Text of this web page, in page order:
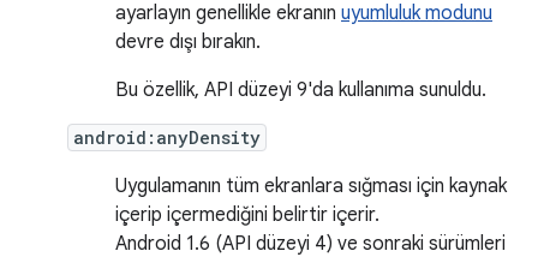
ayarlayın genellikle ekranın uyumluluk modunu
devre dışı bırakın.
Bu özellik, API düzeyi 9'da kullanıma sunuldu.
android:anyDensity
Uygulamanın tüm ekranlara sığması için kaynak
içerip içermediğini belirtir içerir.
Android 1.6 (API düzeyi 4) ve sonraki sürümleri